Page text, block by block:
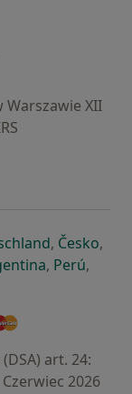
Warszawie XII
nowej karcie
się w nowej
otwiera się
, Česko,
karcie
nowej karcie
się w nowej
otwiera się
, Perú,
art. 24:
2026